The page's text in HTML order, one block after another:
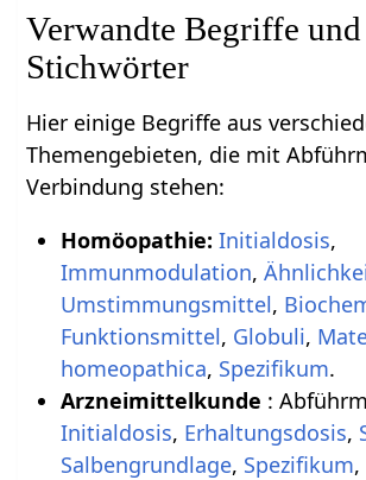
Verwandte Begriffe und
Stichwörter
Hier einige Begriffe aus
Themengebieten, die mit
Verbindung stehen:
Homöopathie: Initialdosis,
Immunmodulation,
Umstimmungsmittel,
Funktionsmittel, Globuli,
homeopathica, Spezifikum.
Arzneimittelkunde :
Initialdosis, Erhaltungsdosis,
Salbengrundlage, Spezifikum,